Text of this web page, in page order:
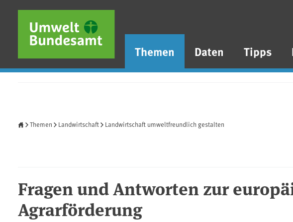
Direkt zum Inhalt
Direkt zum Hauptmenü
Direkt zur Fußzeile
Themen Daten Tipps
Themen Landwirtschaft Landwirtschaft umweltfreundlich gestalten
Fragen und Antworten zur
Agrarförderung